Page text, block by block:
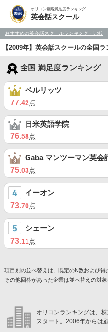
オリコン顧客満足度ランキング
英会話スクール
おすすめの英会話スクールランキング・比較
【2009年】英会話スクールの全国
全国 満足度ランキング
ベルリッツ
77.42点
日米英語学院
76.58点
Gaba マンツーマン英会
75.03点
イーオン
73.70点
シェーン
73.11点
項目別の並べ替えは、既定のN数および得
その他回答があった企業は並べ替えの対象
オリコンランキングは、
スタート。2006年からは